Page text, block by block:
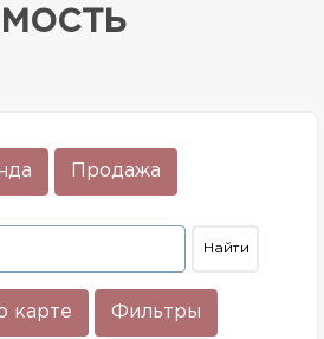
Продажа
карте Фильтры